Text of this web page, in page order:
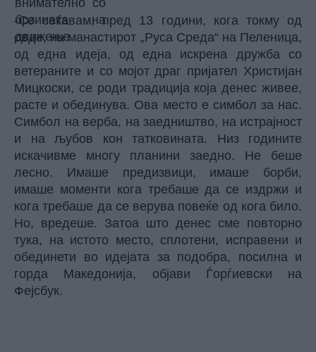
-Се сеќавам, пред 13 години, кога токму од
овде, на манастирот „Руса Среда“ на Пеленица,
од една идеја, од една искрена дружба со
ветераните и со мојот драг пријател Христијан
Мицкоски, се роди традиција која денес живее,
расте и обединува. Ова место е симбол за нас.
Симбол на верба, на заедништво, на истрајност
и на љубов кон татковината. Низ годините
искачивме многу планини заедно. Не беше
лесно. Имаше предизвици, имаше борби,
имаше моменти кога требаше да се издржи и
кога требаше да се верува повеќе од кога било.
Но, вредеше. Затоа што денес сме повторно
тука, на истото место, сплотени, исправени и
обединети во идејата за подобра, посилна и
горда Македонија, објави Ѓорѓиевски на
Фејсбук.